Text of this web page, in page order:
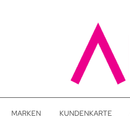
MARKEN KUNDENKARTE